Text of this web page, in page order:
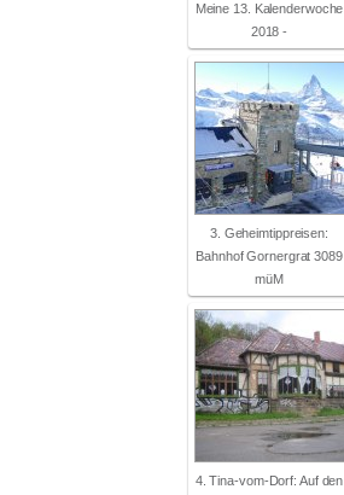
Meine 13. Kalenderwoche
2018 -
3. Geheimtippreisen:
Bahnhof Gornergrat 3089
müM
4. Tina-vom-Dorf: Auf den